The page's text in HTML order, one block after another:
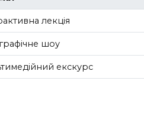
лекція
шоу
екскурс